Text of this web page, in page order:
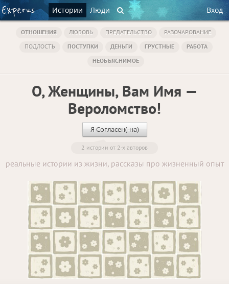
Истории Люди Вход
ОТНОШЕНИЯ ЛЮБОВЬ ПРЕДАТЕЛЬСТВО
РАЗОЧАРОВАНИЕ
ПОДЛОСТЬ
ПОСТУПКИ ДЕНЬГИ ГРУСТНЫЕ
РАБОТА
НЕОБЪЯСНИМОЕ
О, Женщины, Вам Имя —
Вероломство!
Я Согласен(-на)
2 истории от 2-х авторов
реальные истории из жизни, рассказы про жизненный опыт